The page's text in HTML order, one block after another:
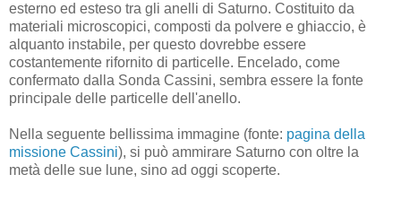
esterno ed esteso tra gli anelli di Saturno. Costituito da
materiali microscopici, composti da polvere e ghiaccio, è
alquanto instabile, per questo dovrebbe essere
costantemente rifornito di particelle. Encelado, come
confermato dalla Sonda Cassini, sembra essere la fonte
principale delle particelle dell'anello.
Nella seguente bellissima immagine (fonte: pagina della
missione Cassini), si può ammirare Saturno con oltre la
metà delle sue lune, sino ad oggi scoperte.